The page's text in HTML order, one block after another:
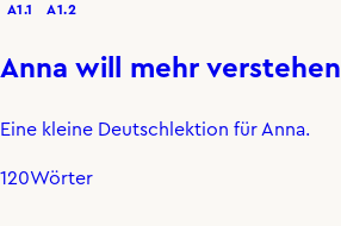
A1.1 A1.2
Anna will mehr verstehen
Eine kleine Deutschlektion für Anna.
120Wörter